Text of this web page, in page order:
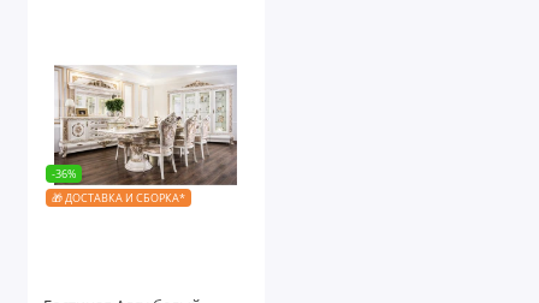
-36%
🎁 ДОСТАВКА И СБОРКА*